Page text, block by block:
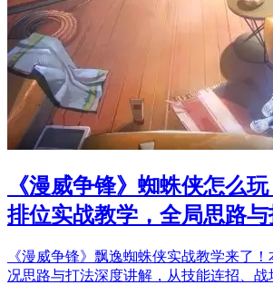
《漫威争锋》蜘蛛侠怎么
排位实战教学，全局思路
《漫威争锋》飘逸蜘蛛侠实战教学来了
况思路与打法深度讲解，从技能连招、